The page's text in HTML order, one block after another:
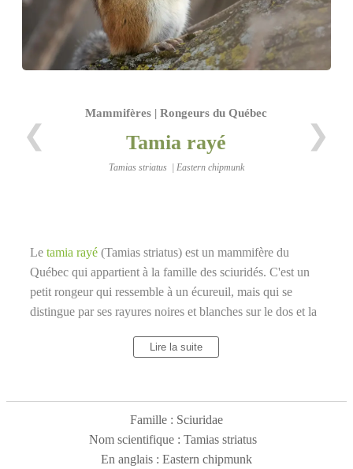
❮
Mammifères | Rongeurs du Québec
Tamia rayé
Tamias striatus | Eastern chipmunk
❯
Le tamia rayé (Tamias striatus) est un mammifère du
Québec qui appartient à la famille des sciuridés. C'est un
petit rongeur qui ressemble à un écureuil, mais qui se
distingue par ses rayures noires et blanches sur le dos et la
de champignons. Il stocke sa nourriture dans des cachettes
Lire la suite
Famille : Sciuridae
Nom scientifique : Tamias striatus
En anglais : Eastern chipmunk